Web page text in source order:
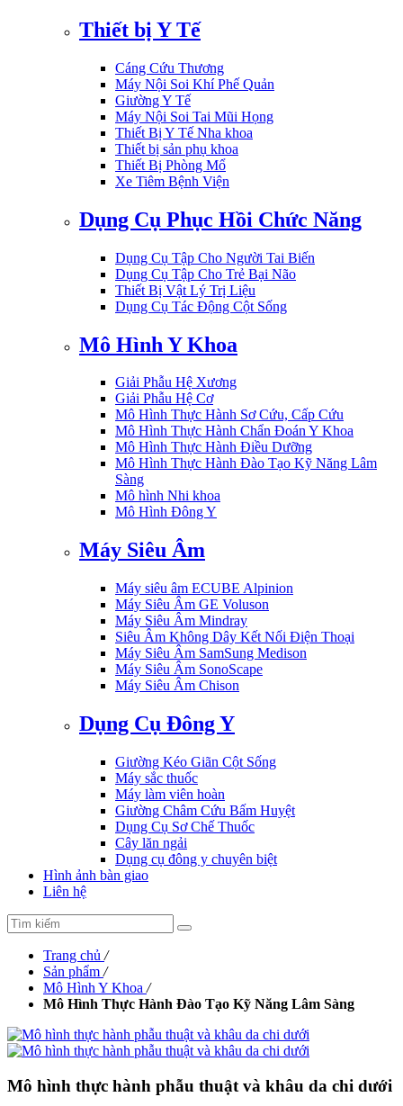
Thiết bị Y Tế
Cáng Cứu Thương
Máy Nội Soi Khí Phế Quản
Giường Y Tế
Máy Nội Soi Tai Mũi Họng
Thiết Bị Y Tế Nha khoa
Thiết bị sản phụ khoa
Thiết Bị Phòng Mổ
Xe Tiêm Bệnh Viện
Dụng Cụ Phục Hồi Chức Năng
Dụng Cụ Tập Cho Người Tai Biến
Dụng Cụ Tập Cho Trẻ Bại Não
Thiết Bị Vật Lý Trị Liệu
Dụng Cụ Tác Động Cột Sống
Mô Hình Y Khoa
Giải Phẫu Hệ Xương
Giải Phẫu Hệ Cơ
Mô Hình Thực Hành Sơ Cứu, Cấp Cứu
Mô Hình Thực Hành Chẩn Đoán Y Khoa
Mô Hình Thực Hành Điều Dưỡng
Mô Hình Thực Hành Đào Tạo Kỹ Năng Lâm
Sàng
Mô hình Nhi khoa
Mô Hình Đông Y
Máy Siêu Âm
Máy siêu âm ECUBE Alpinion
Máy Siêu Âm GE Voluson
Máy Siêu Âm Mindray
Siêu Âm Không Dây Kết Nối Điện Thoại
Máy Siêu Âm SamSung Medison
Máy Siêu Âm SonoScape
Máy Siêu Âm Chison
Dụng Cụ Đông Y
Giường Kéo Giãn Cột Sống
Máy sắc thuốc
Máy làm viên hoàn
Giường Châm Cứu Bấm Huyệt
Dụng Cụ Sơ Chế Thuốc
Cây lăn ngải
Dụng cụ đông y chuyên biệt
Hình ảnh bàn giao
Liên hệ
Trang chủ /
Sản phẩm /
Mô Hình Y Khoa /
Mô Hình Thực Hành Đào Tạo Kỹ Năng Lâm Sàng
Mô hình thực hành phẫu thuật và khâu da chi dưới